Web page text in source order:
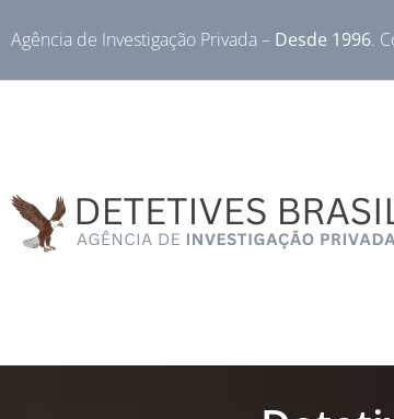
Agência de Investigação Privada – Desde 1996.